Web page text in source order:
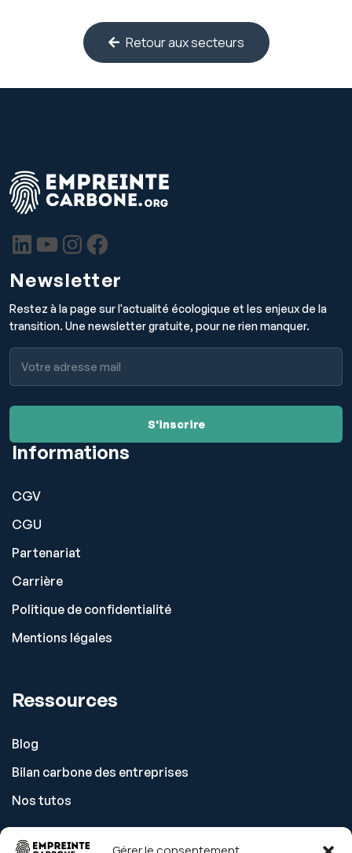
Retour aux secteurs
Newsletter
Restez à la page sur l'actualité écologique et les enjeux de la
transition. Une newsletter gratuite, pour ne rien manquer.
Informations
CGV
CGU
Partenariat
Carrière
Politique de confidentialité
Mentions légales
Ressources
Blog
Bilan carbone des entreprises
Nos tutos